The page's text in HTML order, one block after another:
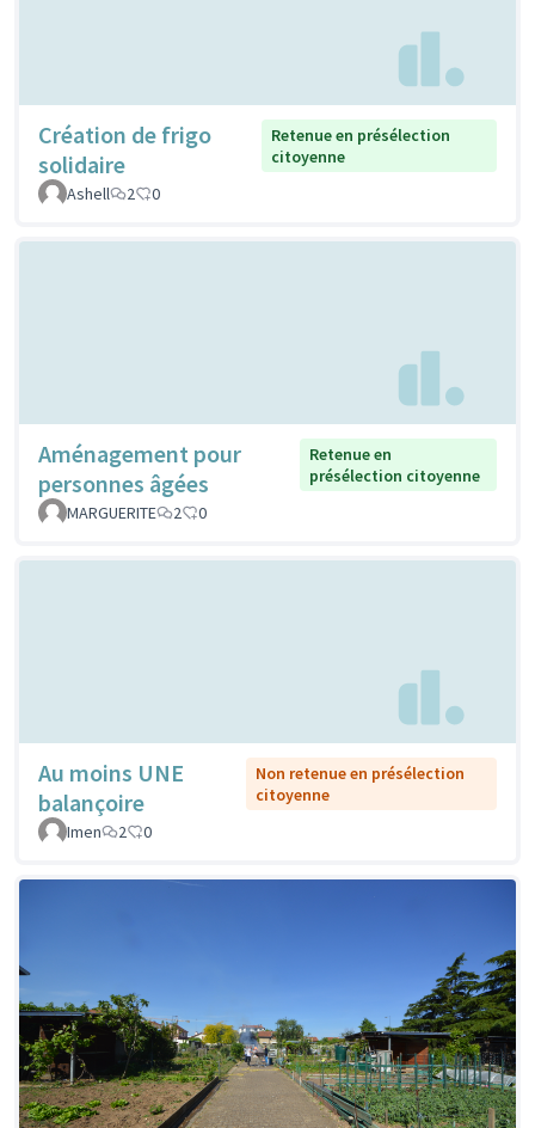
Création de frigo
solidaire
Retenue en présélection
citoyenne
Ashell
2 0
Aménagement pour
personnes âgées
Retenue en
présélection citoyenne
MARGUERITE
2 0
Au moins UNE
balançoire
Non retenue en présélection
citoyenne
Imen
2 0